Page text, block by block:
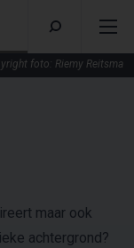
foto: Riemy Reitsma
maar ook
achtergrond?